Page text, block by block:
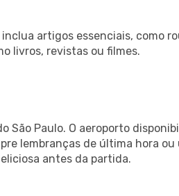
artigos essenciais, como
livros, revistas ou filmes.
São Paulo. O aeroporto
lembranças de última hora
antes da partida.